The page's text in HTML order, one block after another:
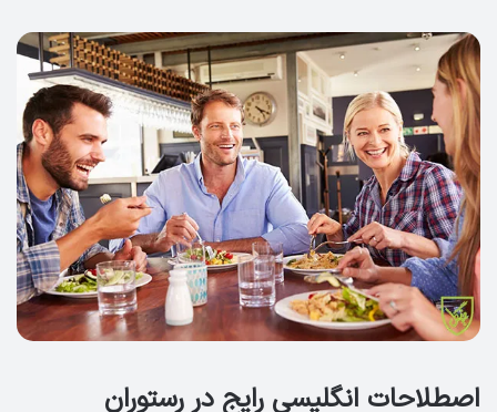
اصطلاحات انگلیسی رایج در رستوران